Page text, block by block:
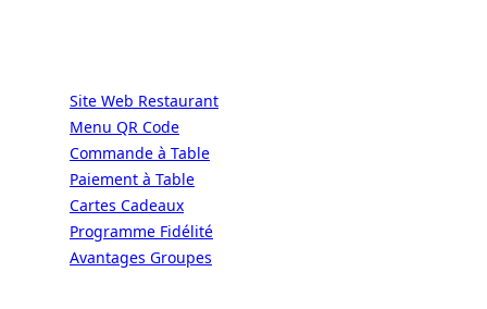
Site Web Restaurant
Menu QR Code
Commande à Table
Paiement à Table
Cartes Cadeaux
Programme Fidélité
Avantages Groupes